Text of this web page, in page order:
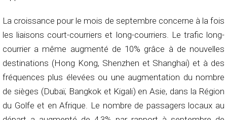
La croissance pour le mois de septembre concerne à la fois
les liaisons court-courriers et long-courriers. Le trafic long-
courrier a même augmenté de 10% grâce à de nouvelles
destinations (Hong Kong, Shenzhen et Shanghai) et à des
fréquences plus élevées ou une augmentation du nombre
de sièges (Dubaï, Bangkok et Kigali) en Asie, dans la Région
du Golfe et en Afrique. Le nombre de passagers locaux au